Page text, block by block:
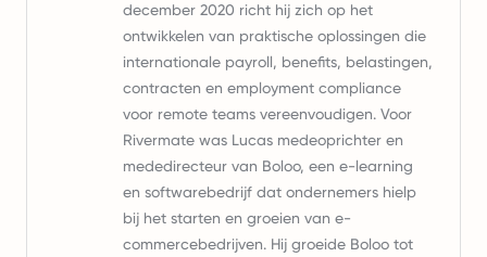
december 2020 richt hij zich op het
ontwikkelen van praktische oplossingen die
internationale payroll, benefits, belastingen,
contracten en employment compliance
voor remote teams vereenvoudigen. Voor
Rivermate was Lucas medeoprichter en
mededirecteur van Boloo, een e-learning
en softwarebedrijf dat ondernemers hielp
bij het starten en groeien van e-
commercebedrijven. Hij groeide Boloo tot